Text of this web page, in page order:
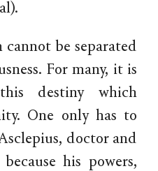
be separated
For many, it is
destiny which
One only has to
doctor and
his powers,